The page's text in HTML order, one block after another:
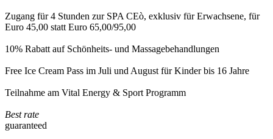
Zugang für 4 Stunden zur SPA CEò, exklusiv für Erwachsene, für
Euro 45,00 statt Euro 65,00/95,00
10% Rabatt auf Schönheits- und Massagebehandlungen
Free Ice Cream Pass im Juli und August für Kinder bis 16 Jahre
Teilnahme am Vital Energy & Sport Programm
Best rate
guaranteed